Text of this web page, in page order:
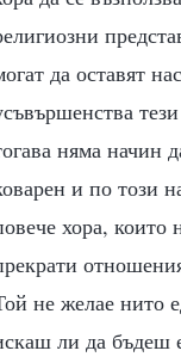
да оставят
няма начин
и по този
хора, които
не желае нито
ли да бъдеш